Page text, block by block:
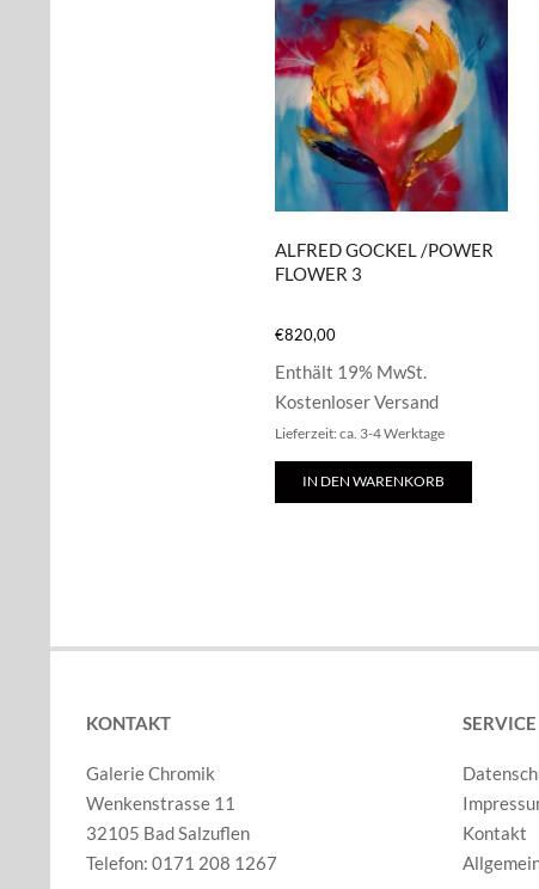
ALFRED GOCKEL /POWER
FLOWER 3
€820,00
Enthält 19% MwSt.
Kostenloser Versand
Lieferzeit: ca. 3-4 Werktage
IN DEN WARENKORB
KONTAKT
Galerie Chromik
Wenkenstrasse 11
32105 Bad Salzuflen
Telefon: 0171 208 1267
SERVICE
Kontakt